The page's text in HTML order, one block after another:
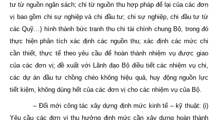
tư từ nguồn ngân sách; chi từ nguồn thu hợp pháp để lại của các đơn
vị bao gồm chi sự nghiệp và chi đầu tư; chi sự nghiệp, chi đầu tư từ
các Quỹ…) hình thành bức tranh thu chi tài chính chung Bộ, trong đó
thực hiện phân tích xác định các nguồn thu; xác định các mức chi
cần thiết, thực tế theo yêu cầu để hoàn thành nhiệm vụ được giao
của các đơn vị; đề xuất với Lãnh đạo Bộ điều tiết các nhiệm vụ chi,
các dự án đầu tư chồng chéo không hiệu quả, huy động nguồn lực
tiết kiệm, không dùng hết của các đơn vị cho các nhiệm vụ của Bộ.
– Đổi mới công tác xây dựng định mức kinh tế – kỹ thuật: (i)
Yêu cầu các đơn vị thụ hưởng định mức cần xây dựng hoàn thành